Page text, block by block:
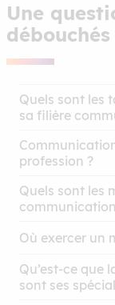
Une
Quels sont les
sa filière
profession ?
Quels sont les
Chargé de
Où exercer un
Qu’est-ce que
sont ses